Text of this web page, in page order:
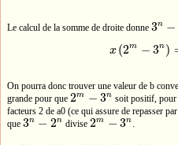
Le calcul de la somme de droite donne 3n −
3n− 2n
x (2m − 3n )
x (2m−3 n
On pourra donc trouver une valeur de b
grande pour que 2m − 3n
2m− 3n
soit positif, pour
facteurs 2 de a0 (ce qui assure de repasser
que 3n − 2n
3n− 2n divise2m − 3n
2m− 3n .